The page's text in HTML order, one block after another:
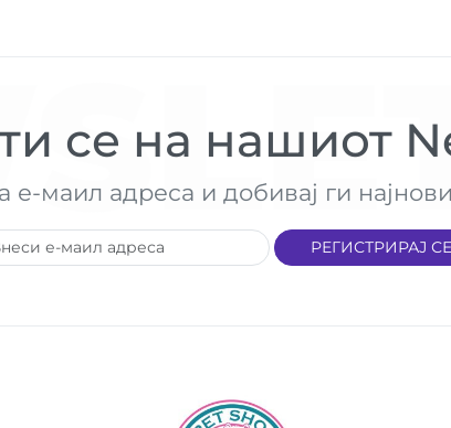
се на нашиот
е-маил адреса и добивај ги
РЕГИСТРИРАЈ СЕ